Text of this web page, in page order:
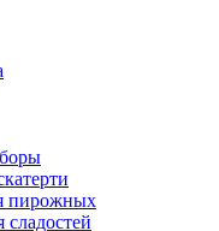
пирожных
сладостей